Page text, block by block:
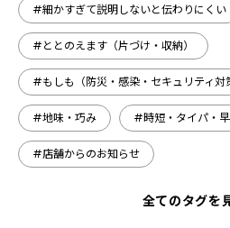
#細かすぎて説明しないと伝わりにくい
#ととのえます（片づけ・収納）
#もしも（防災・感染・セキュリティ対
#地味・巧み #時短・タイパ・
#店舗からのお知らせ
全てのタグを